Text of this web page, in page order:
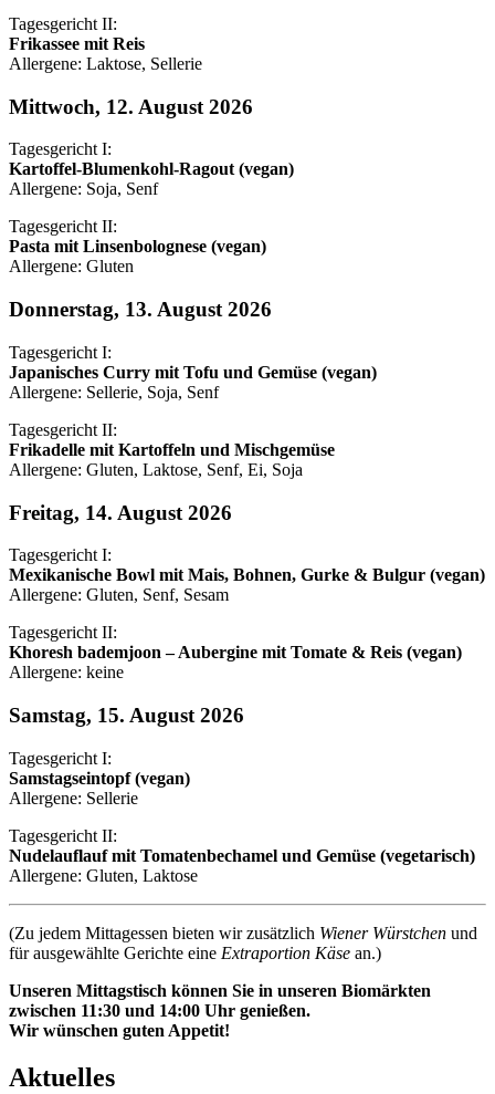
Tagesgericht II:
Frikassee mit Reis
Allergene: Laktose, Sellerie
Mittwoch, 12. August 2026
Tagesgericht I:
Kartoffel-Blumenkohl-Ragout (vegan)
Allergene: Soja, Senf
Tagesgericht II:
Pasta mit Linsenbolognese (vegan)
Allergene: Gluten
Donnerstag, 13. August 2026
Tagesgericht I:
Japanisches Curry mit Tofu und Gemüse (vegan)
Allergene: Sellerie, Soja, Senf
Tagesgericht II:
Frikadelle mit Kartoffeln und Mischgemüse
Allergene: Gluten, Laktose, Senf, Ei, Soja
Freitag, 14. August 2026
Tagesgericht I:
Mexikanische Bowl mit Mais, Bohnen, Gurke & Bulgur (vegan)
Allergene: Gluten, Senf, Sesam
Tagesgericht II:
Khoresh bademjoon – Aubergine mit Tomate & Reis (vegan)
Allergene: keine
Samstag, 15. August 2026
Tagesgericht I:
Samstagseintopf (vegan)
Allergene: Sellerie
Tagesgericht II:
Nudelauflauf mit Tomatenbechamel und Gemüse (vegetarisch)
Allergene: Gluten, Laktose
(Zu jedem Mittagessen bieten wir zusätzlich Wiener Würstchen und
für ausgewählte Gerichte eine Extraportion Käse an.)
Unseren Mittagstisch können Sie in unseren Biomärkten
zwischen 11:30 und 14:00 Uhr genießen.
Wir wünschen guten Appetit!
Aktuelles